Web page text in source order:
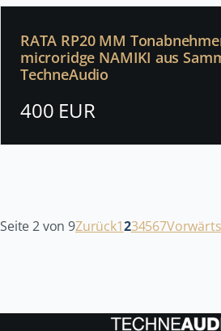
RATA RP20 MM
microridge NAMIKI aus
TechneAudio
400 EUR
Seite 2 von 9Zurück1234567Vorwärts